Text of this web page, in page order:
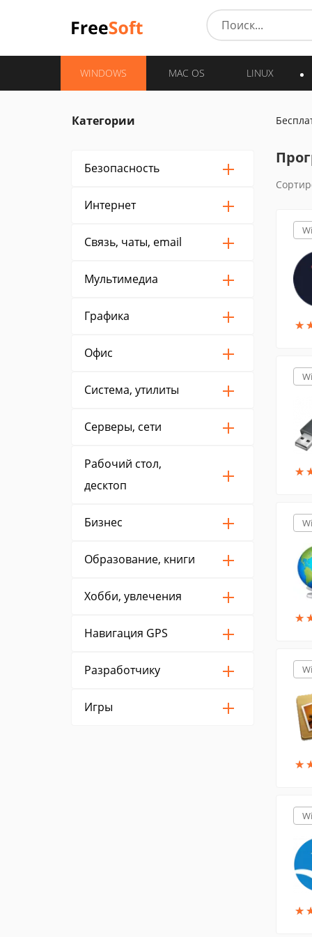
WINDOWS MAC OS LINUX
Категории
Безопасность
Интернет
Связь, чаты, email
Мультимедиа
Графика
Офис
Система, утилиты
Серверы, сети
Рабочий стол,
десктоп
Бизнес
Образование, книги
Хобби, увлечения
Навигация GPS
Разработчику
Игры
★
★
★
★
★
★
★
★
★
★